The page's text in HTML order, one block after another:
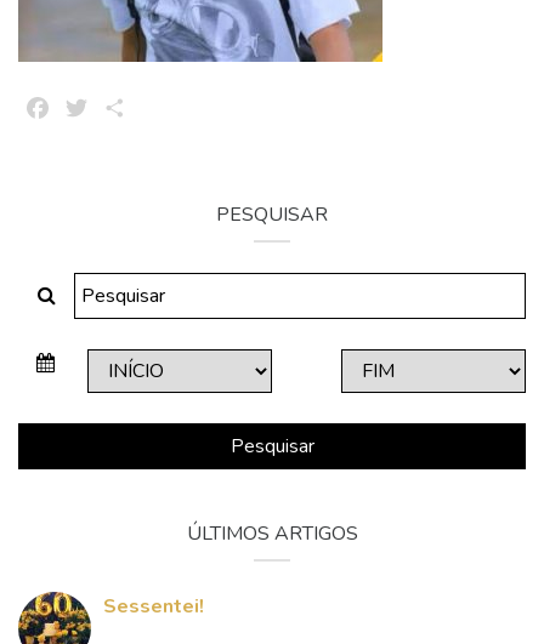
FacebookTwitter
PESQUISAR
Pesquisar
ÚLTIMOS ARTIGOS
Sessentei!